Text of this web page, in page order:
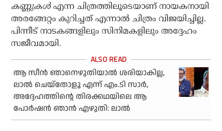
കണ്ണുകള്‍എന്ന ചിത്രത്തിലൂടെയാണ് നായകനായി
അരങ്ങേറ്റം കുറിച്ചത് എന്നാൽ ചിത്രം വിജയിച്ചില്ല.
പിന്നീട് നാടകങ്ങളിലും സിനിമകളിലും അദ്ദേഹം
സജീവമായി.
ആ സീന്‍ ഞാനെഴുതിയാല്‍ ശരിയാകില്ല,
ലാല്‍ ചെയ്‌തോളൂ എന്ന് എം.ടി സാര്‍,
അദ്ദേഹത്തിന്റെ തിരക്കഥയിലെ ആ
പോര്‍ഷന്‍ ഞാന്‍ എഴുതി: ലാല്‍